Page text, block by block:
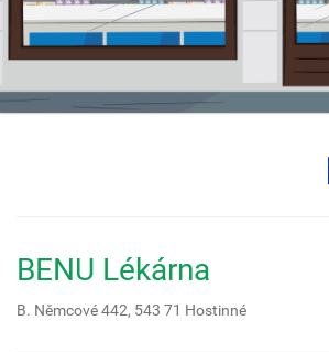
BENU Lékárna
B. Němcové 442, 543 71 Hostinné